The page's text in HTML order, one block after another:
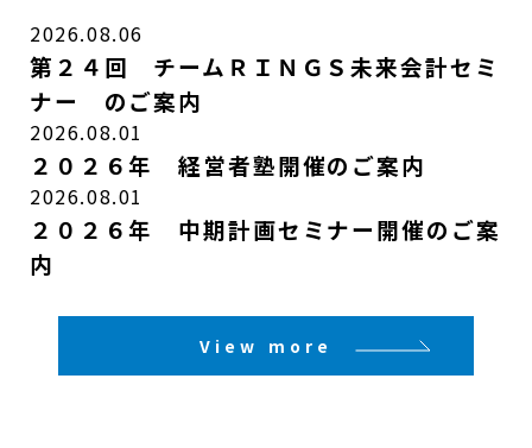
2026.08.06
第２４回 チームＲＩＮＧＳ未来会計セミ
ナー のご案内
2026.08.01
２０２６年 経営者塾開催のご案内
2026.08.01
２０２６年 中期計画セミナー開催のご案
内
View more